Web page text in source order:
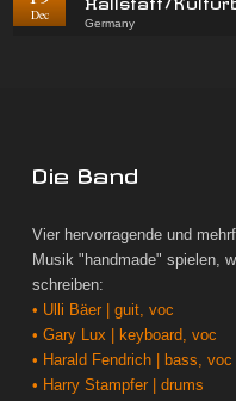
Dec
Germany
Die Band
Vier hervorragende und
Musik "handmade" spielen,
schreiben:
• Ulli Bäer | guit, voc
• Gary Lux | keyboard, voc
• Harald Fendrich | bass, voc
• Harry Stampfer | drums